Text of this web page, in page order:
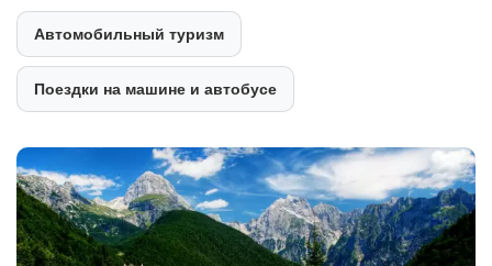
Автомобильный туризм
Поездки на машине и автобусе